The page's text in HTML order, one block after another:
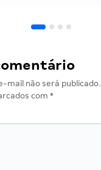
mail não será publicado.
com *